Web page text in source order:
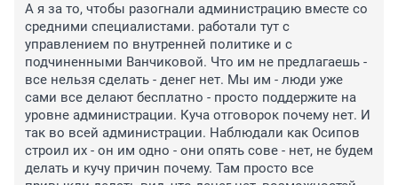
А я за то, чтобы разогнали администрацию вместе со
средними специалистами. работали тут с
управлением по внутренней политике и с
подчиненными Ванчиковой. Что им не предлагаешь -
все нельзя сделать - денег нет. Мы им - люди уже
сами все делают бесплатно - просто поддержите на
уровне администрации. Куча отговорок почему нет. И
так во всей администрации. Наблюдали как Осипов
строил их - он им одно - они опять сове - нет, не будем
делать и кучу причин почему. Там просто все